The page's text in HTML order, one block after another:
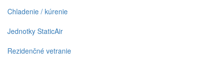
Chladenie / kúrenie
Jednotky StaticAir
Rezidenčné vetranie